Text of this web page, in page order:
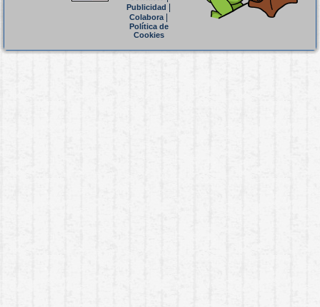
Publicidad
Colabora|
Política de
Cookies